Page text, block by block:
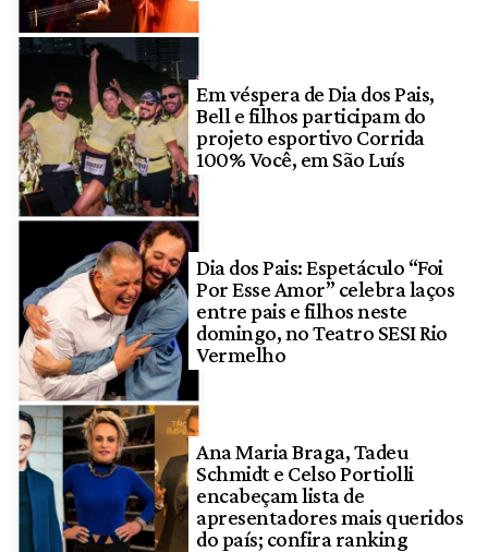
Em véspera de Dia dos Pais,
Bell e filhos participam do
projeto esportivo Corrida
100% Você, em São Luís
Dia dos Pais: Espetáculo “Foi
Por Esse Amor” celebra laços
entre pais e filhos neste
domingo, no Teatro SESI Rio
Vermelho
Ana Maria Braga, Tadeu
Schmidt e Celso Portiolli
encabeçam lista de
apresentadores mais queridos
do país; confira ranking